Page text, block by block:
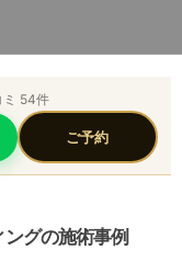
ミ 54件
ご予約
グの施術事例